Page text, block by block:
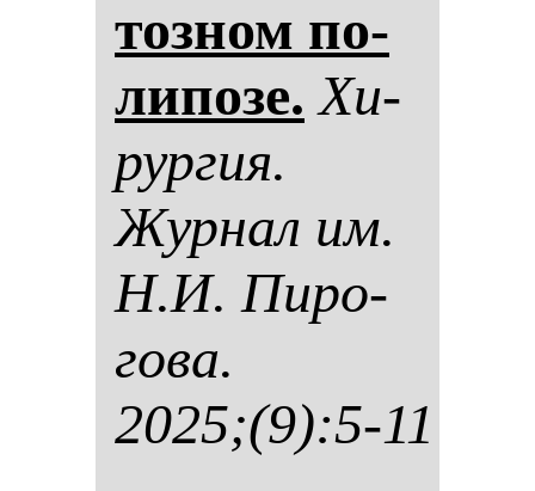
тоз­ном по­
ли­по­зе. Хи­
рур­гия.
Жур­нал им.
Н.И. Пи­ро­
го­ва.
2025;(9):5-11